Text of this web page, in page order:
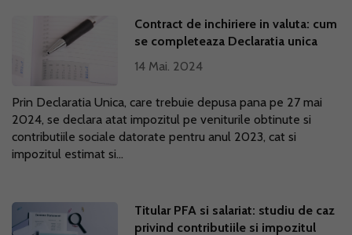
Contract de inchiriere in valuta: cum
se completeaza Declaratia unica
14 Mai. 2024
Prin Declaratia Unica, care trebuie depusa pana pe 27 mai
2024, se declara atat impozitul pe veniturile obtinute si
contributiile sociale datorate pentru anul 2023, cat si
impozitul estimat si...
Titular PFA si salariat: studiu de caz
privind contributiile si impozitul